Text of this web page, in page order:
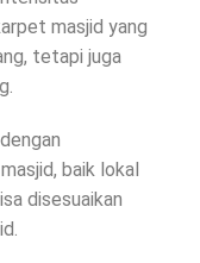
masjid yang
tetapi juga
baik lokal
disesuaikan